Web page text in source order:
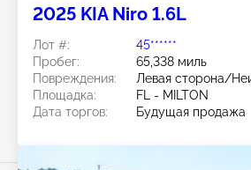
2025 KIA Niro 1.6L
Лот #:
45******
Пробег:
65,338 миль
Повреждения:
Левая сторона/
Площадка:
FL - MILTON
Дата торгов:
Будущая продажа